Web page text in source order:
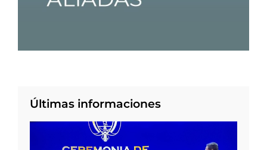
Últimas informaciones